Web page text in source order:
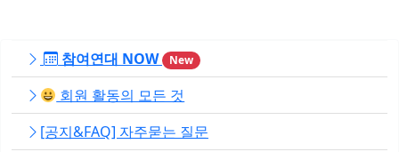
참여연대 NOW New
회원 활동의 모든 것
[공지&FAQ] 자주묻는 질문